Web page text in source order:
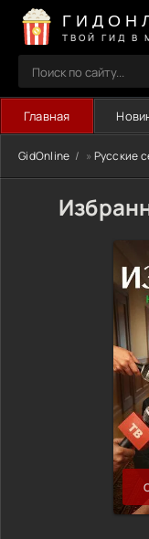
ТВОЙ ГИД В
Главная
GidOnline » Русские